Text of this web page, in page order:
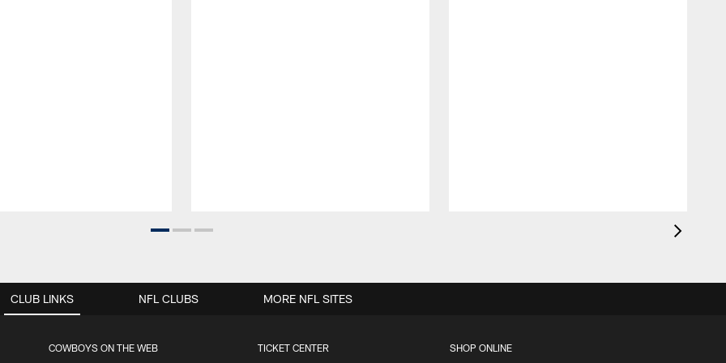
CLUB LINKS
COWBOYS ON THE WEB TICKET CENTER SHOP ONLINE
NFL CLUBS MORE NFL SITES